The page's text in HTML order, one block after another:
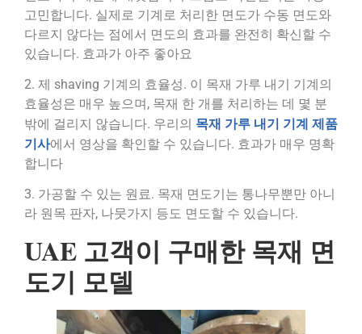
고민합니다. 실제로 기계로 처리한 면도가 수동 면도와
다르지 않다는 점에서 면도의 효과를 완전히 확신할 수
있습니다. 효과가 아주 좋아요
2. 제 shaving 기계의 효율성. 이 목재 가루 내기 기계의
효율성은 매우 높으며, 목재 한 개를 처리하는 데 몇 분
밖에 걸리지 않습니다. 우리의 목재 가루 내기 기계 제품
기사에서 영상을 확인할 수 있습니다. 효과가 매우 명확
합니다
3. 가공할 수 있는 원료. 목재 면도기는 통나무뿐만 아니
라 원목 판자, 나뭇가지 등도 면도할 수 있습니다.
UAE 고객이 구매한 목재 면
도기 모델